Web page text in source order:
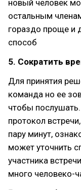
новый человек
остальным
гораздо проще и
способ
5. Сократить
Для принятия
команда но ее
чтобы
протокол
пару минут,
может уточнить
участника
много человеко-